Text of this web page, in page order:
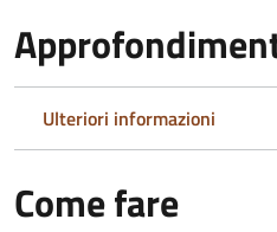
Ulteriori informazioni
Come fare